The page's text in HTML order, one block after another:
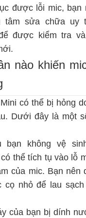
được lỗi mic, bạn
tâm sửa chữa uy
được kiểm tra
nào khiến
có thể bị hỏng
Dưới đây là một
bạn không vệ
thể tích tụ vào lỗ
của mic. Bạn nên
cọ nhỏ để lau
của bạn bị dính